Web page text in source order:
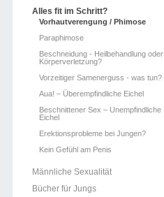
Alles fit im Schritt?
Vorhautverengung / Phimose
Paraphimose
Beschneidung - Heilbehandlung oder
Körperverletzung?
Vorzeitiger Samenerguss - was tun?
Aua! – Überempfindliche Eichel
Beschnittener Sex – Unempfindliche
Eichel
Erektionsprobleme bei Jungen?
Kein Gefühl am Penis
Männliche Sexualität
Bücher für Jungs